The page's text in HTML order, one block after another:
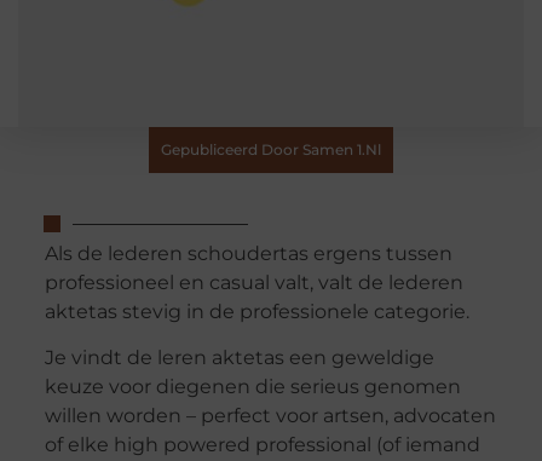
Gepubliceerd Door Samen 1.nl
Als de lederen schoudertas ergens tussen
professioneel en casual valt, valt de lederen
aktetas stevig in de professionele categorie.
Je vindt de leren aktetas een geweldige
keuze voor diegenen die serieus genomen
willen worden – perfect voor artsen, advocaten
of elke high powered professional (of iemand